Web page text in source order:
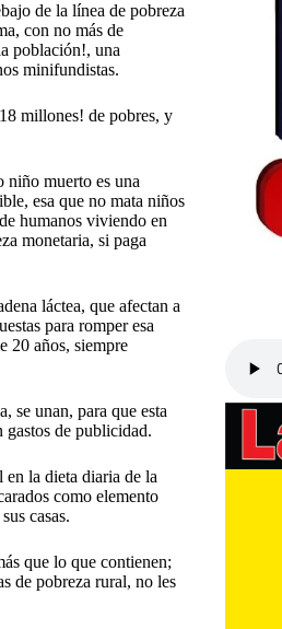
de la línea de pobreza
con no más de
población!, una
minifundistas.
millones! de pobres, y
niño muerto es una
esa que no mata niños
humanos viviendo en
monetaria, si paga
láctea, que afectan a
para romper esa
20 años, siempre
se unan, para que esta
gastos de publicidad.
en la dieta diaria de la
como elemento
casas.
que lo que contienen;
de pobreza rural, no les